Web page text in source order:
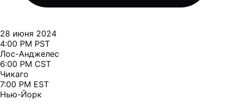
28 июня 2024
4:00 PM PST
Лос-Анджелес
6:00 PM CST
Чикаго
7:00 PM EST
Нью-Йорк